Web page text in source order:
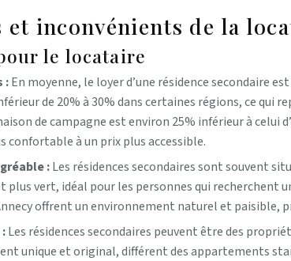
et inconvénients de la
le locataire
:En moyenne, le loyer d’une résidence secondaire
de 20% à 30% dans certaines régions, ce qui
de campagne est environ 25% inférieur à
confortable à un prix plus accessible.
:Les résidences secondaires sont souvent
plus vert, idéal pour les personnes qui recherchent
offrent un environnement naturel et paisible,
Les résidences secondaires peuvent être des
unique et original, différent des appartements